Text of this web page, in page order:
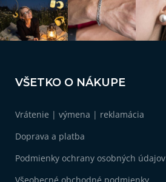
VŠETKO O NÁKUPE
Vrátenie | výmena | reklamácia
Doprava a platba
Podmienky ochrany osobných údajov